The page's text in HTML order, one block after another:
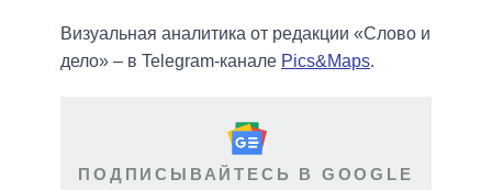
Визуальная аналитика от редакции «Слово и
дело» – в Telegram-канале Pics&Maps.
ПОДПИСЫВАЙТЕСЬ В GOOGLE